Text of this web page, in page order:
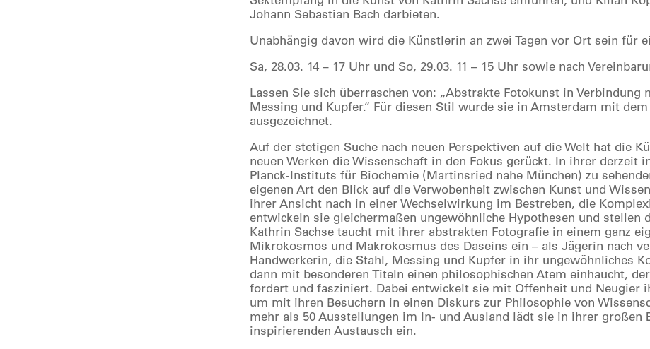
Johann Sebastian Bach darbieten.
Unabhängig davon wird die Künstlerin an zwei Tagen vor Ort sein für
Sa, 28.03. 14 – 17 Uhr und So, 29.03. 11 – 15 Uhr sowie nach
Lassen Sie sich überraschen von: „Abstrakte Fotokunst in Verbindung
Messing und Kupfer.“ Für diesen Stil wurde sie in Amsterdam mit
ausgezeichnet.
Auf der stetigen Suche nach neuen Perspektiven auf die Welt hat die
neuen Werken die Wissenschaft in den Fokus gerückt. In ihrer derzeit
Planck-Instituts für Biochemie (Martinsried nahe München) zu
eigenen Art den Blick auf die Verwobenheit zwischen Kunst und
ihrer Ansicht nach in einer Wechselwirkung im Bestreben, die
entwickeln sie gleichermaßen ungewöhnliche Hypothesen und stellen
Kathrin Sachse taucht mit ihrer abstrakten Fotografie in einem ganz
Mikrokosmos und Makrokosmus des Daseins ein – als Jägerin nach
Handwerkerin, die Stahl, Messing und Kupfer in ihr ungewöhnliches
dann mit besonderen Titeln einen philosophischen Atem einhaucht,
fordert und fasziniert. Dabei entwickelt sie mit Offenheit und Neugier
um mit ihren Besuchern in einen Diskurs zur Philosophie von
mehr als 50 Ausstellungen im In- und Ausland lädt sie in ihrer großen
inspirierenden Austausch ein.